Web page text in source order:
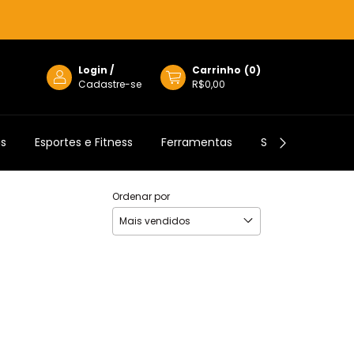
Login /
Cadastre-se
Carrinho (0)
R$0,00
Esportes e Fitness Ferramentas Semijoias
Ordenar por